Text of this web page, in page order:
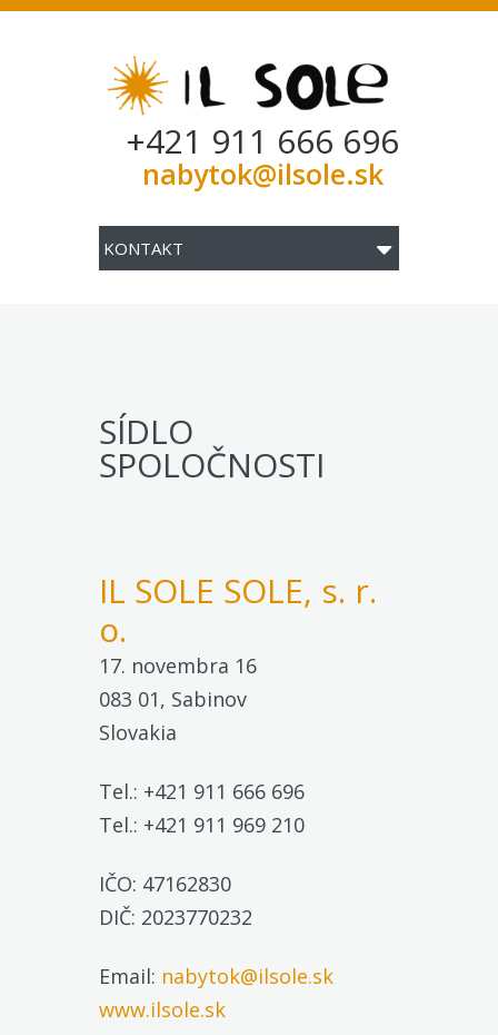
+421 911 666 696
nabytok@ilsole.sk
SÍDLO
SPOLOČNOSTI
IL SOLE SOLE, s. r.
o.
17. novembra 16
083 01, Sabinov
Slovakia
Tel.: +421 911 666 696
Tel.: +421 911 969 210
IČO: 47162830
DIČ: 2023770232
Email: nabytok@ilsole.sk
www.ilsole.sk